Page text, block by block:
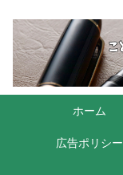
ホーム
広告ポリシー